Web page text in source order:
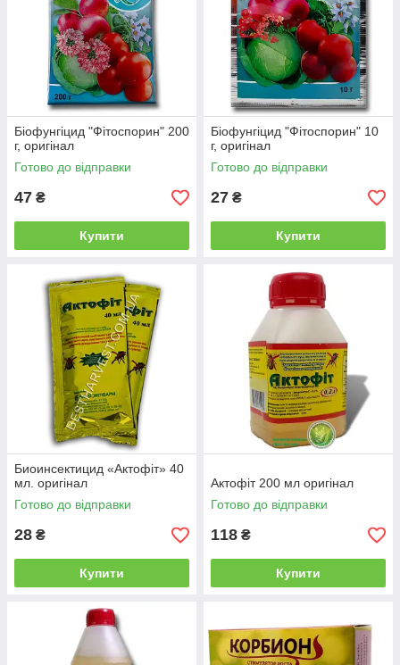
Біофунгіцид "Фітоспорин" 200
г, оригінал
Готово до відправки
47 ₴
Купити
Біофунгіцид "Фітоспорин" 10
г, оригінал
Готово до відправки
27 ₴
Купити
Биоинсектицид «Актофіт» 40
мл. оригінал
Готово до відправки
28 ₴
Купити
Актофіт 200 мл оригінал
Готово до відправки
118 ₴
Купити